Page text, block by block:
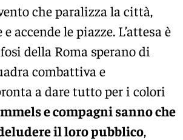
che paralizza la città,
accende le piazze. L’attesa è
della Roma sperano di
combattiva e
a dare tutto per i colori
e compagni sanno che
il loro pubblico,